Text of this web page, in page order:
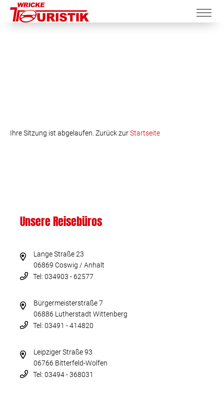
Ihre Sitzung ist abgelaufen. Zurück zurStartseite
Unsere Reisebüros
Lange Straße 23
06869 Coswig / Anhalt
Tel: 034903 - 62577
Bürgermeisterstraße 7
06886 Lutherstadt Wittenberg
Tel: 03491 - 414820
Leipziger Straße 93
06766 Bitterfeld-Wolfen
Tel: 03494 - 368031